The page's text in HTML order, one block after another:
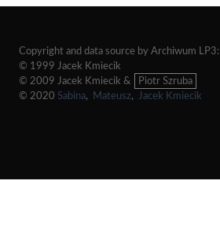
Copyright and data source by Archiwum LP3:
© 1999 Jacek Kmiecik
© 2009 Jacek Kmiecik &
Piotr Szruba
© 2020 Sabina, Mateusz, Jacek Kmiecik